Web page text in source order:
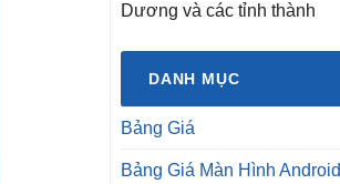
Dương và các tỉnh thành
DANH MỤC
Bảng Giá
Bảng Giá Màn Hình Android